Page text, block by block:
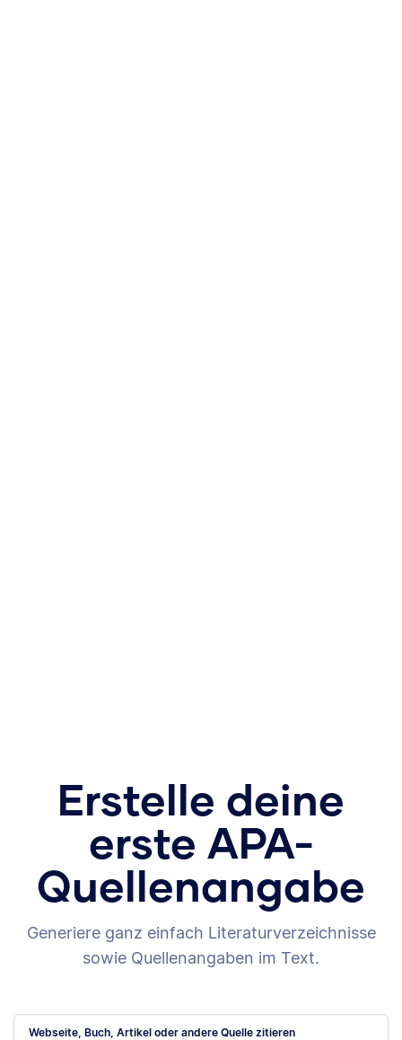
Erstelle deine
erste APA-
Quellenangabe
Generiere ganz einfach Literaturverzeichnisse
sowie Quellenangaben im Text.
Webseite, Buch, Artikel oder andere Quelle zitieren